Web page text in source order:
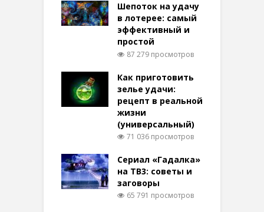
Шепоток на удачу
в лотерее: самый
эффективный и
простой
87 279 просмотров
Как приготовить
зелье удачи:
рецепт в реальной
жизни
(универсальный)
71 036 просмотров
Сериал «Гадалка»
на ТВ3: советы и
заговоры
65 791 просмотров